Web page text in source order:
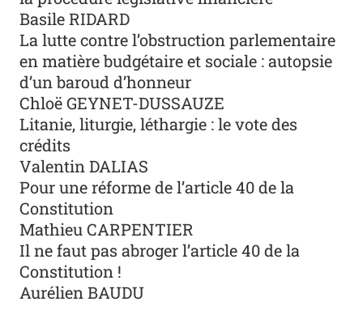
Basile RIDARD
La lutte contre l’obstruction parlementaire
en matière budgétaire et sociale : autopsie
d’un baroud d’honneur
Chloë GEYNET-DUSSAUZE
Litanie, liturgie, léthargie : le vote des
crédits
Valentin DALIAS
Pour une réforme de l’article 40 de la
Constitution
Mathieu CARPENTIER
Il ne faut pas abroger l’article 40 de la
Constitution !
Aurélien BAUDU